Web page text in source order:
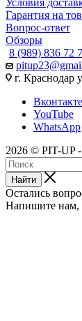
Гарантия на
Вопрос-ответ
Обзоры
8 (989) 836 72
г. Краснодар
Вконтакте
YouTube
WhatsApp
2026 © PIT-UP
Найти
Остались
Напишите нам,